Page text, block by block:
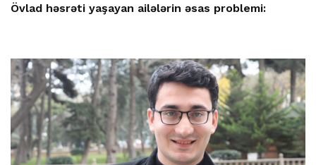
Övlad həsrəti yaşayan ailələrin əsas problemi: